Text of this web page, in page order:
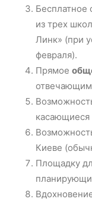
Бесплатное
из трех
Линк» (при
февраля).
Прямое
касающиеся
Киеве
Площадку